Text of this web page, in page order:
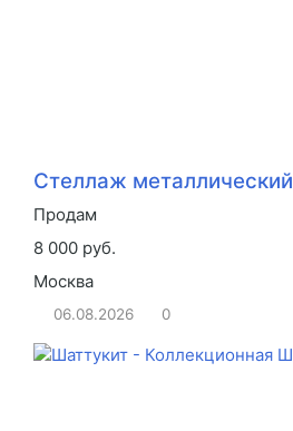
Стеллаж металлический
Продам
8 000 руб.
Москва
06.08.2026 0